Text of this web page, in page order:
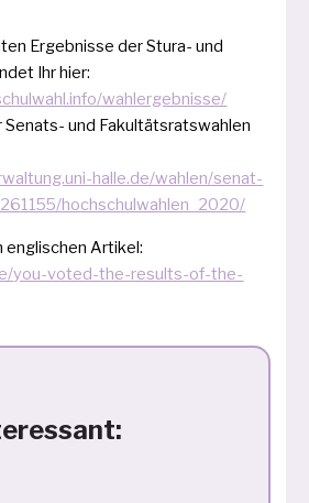
Ergebnisse der Stura- und
Ihr hier:
wahlergebnisse/
Senats- und Fakultätsratswahlen
halle.de/wahlen/senat-
hochschulwahlen_2020/
eng­li­schen Artikel:
you-voted-the-results-of-the-